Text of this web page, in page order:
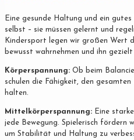
Eine gesunde Haltung und ein
selbst – sie müssen gelernt und
Kindersport legen wir großen Wert
bewusst wahrnehmen und ihn
Körperspannung: Ob beim
schulen die Fähigkeit, den
halten.
Mittelkörperspannung: Eine
jede Bewegung. Spielerisch fördern
um Stabilität und Haltung zu